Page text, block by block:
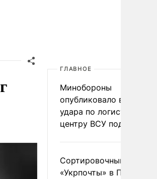
ГЛАВНОЕ
Минобороны
опубликовало видео
удара по
центру ВСУ под Киевом
Сортировочный пункт
«Укрпочты» в